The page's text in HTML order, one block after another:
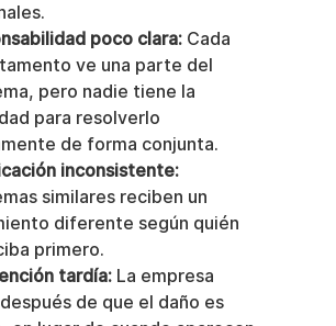
poco clara: Cada
ve una parte del
pero nadie tiene la
para resolverlo
de forma conjunta.
inconsistente:
similares reciben un
diferente según quién
primero.
tardía: La empresa
de que el daño es